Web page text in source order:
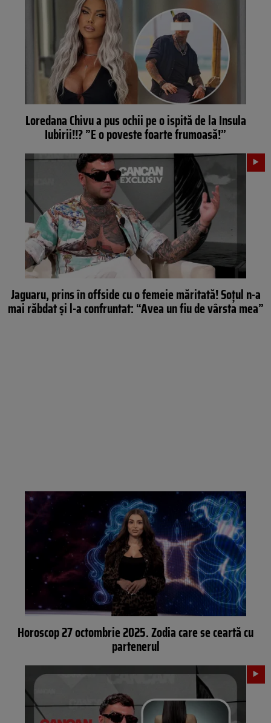
Loredana Chivu a pus ochii pe o ispită de la Insula
Iubirii!!? ”E o poveste foarte frumoasă!”
Jaguaru, prins în offside cu o femeie măritată! Soţul n-a
mai răbdat şi l-a confruntat: “Avea un fiu de vârsta mea”
Horoscop 27 octombrie 2025. Zodia care se ceartă cu
partenerul